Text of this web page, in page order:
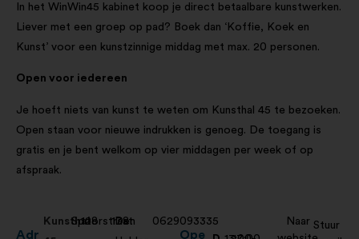
In het WinWin45 kabinet koop je direct betaalbare kunstwerken.
Liever met een groep op pad? Boek dan ‘Koffie, Koek en
Kunst’ voor een kunstzinnige middag met max. 20 personen.
Open voor iedereen
Je hoeft niets van kunst te weten om Kunsthal 45 te bezoeken.
Open staan voor nieuwe indrukken is genoeg. De toegang is
gratis en je bent welkom op vier middagen per week of op
afspraak.
Adr
KunsthalSpoorstraat
128 178
Den
0629093335
Ope
Naar Stuur